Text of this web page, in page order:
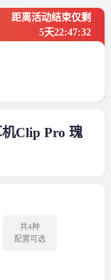
距离活动结束仅剩
5天22:47:32
机Clip Pro 瑰
共4种
配置可选